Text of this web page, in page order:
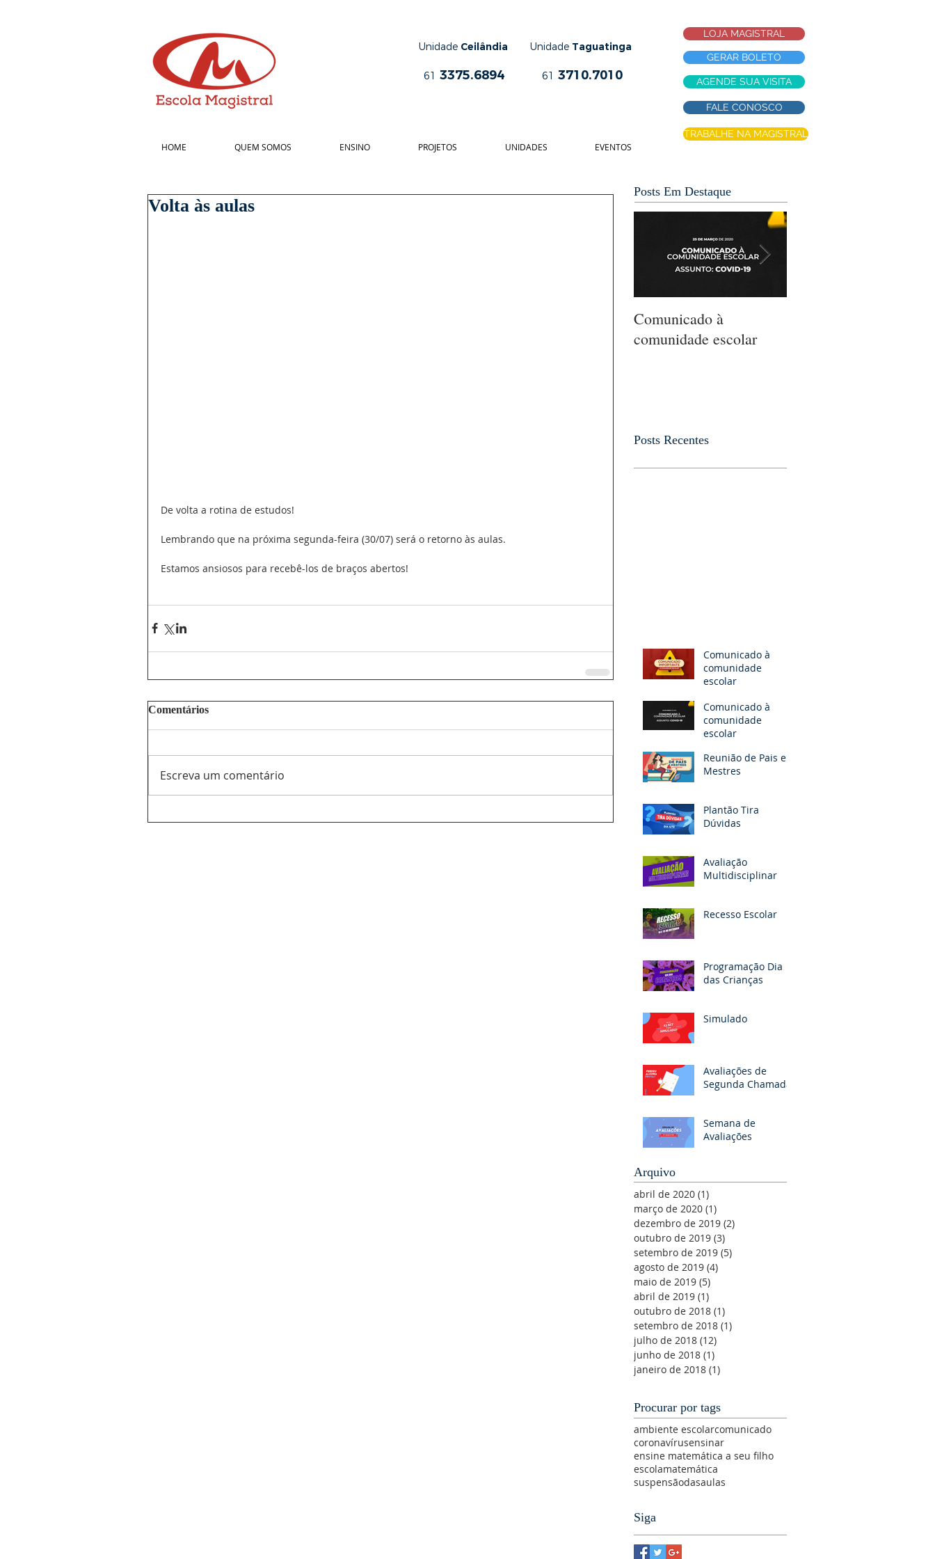
Unidade Ceilândia
61 3375.6894
Unidade Taguatinga
61 3710.7010
HOME QUEM SOMOS ENSINO PROJETOS UNIDADES EVENTOS
LOJA MAGISTRAL
GERAR BOLETO
AGENDE SUA VISITA
FALE CONOSCO
TRABALHE NA MAGISTRAL
Volta às aulas
De volta a rotina de estudos!
Lembrando que na próxima segunda-feira (30/07) será o retorno às aulas.
Estamos ansiosos para recebê-los de braços abertos!
Comentários
Escreva um comentário
Posts Em Destaque
Comunicado à
comunidade escolar
Posts Recentes
Comunicado à
comunidade
escolar
Comunicado à
comunidade
escolar
Reunião de Pais e
Mestres
Plantão Tira
Dúvidas
Avaliação
Multidisciplinar
Recesso Escolar
Programação Dia
das Crianças
Simulado
Avaliações de
Segunda Chamada
Semana de
Avaliações
Arquivo
abril de 2020 (1)
março de 2020 (1)
dezembro de 2019 (2)
outubro de 2019 (3)
setembro de 2019 (5)
agosto de 2019 (4)
maio de 2019 (5)
abril de 2019 (1)
outubro de 2018 (1)
setembro de 2018 (1)
julho de 2018 (12)
junho de 2018 (1)
janeiro de 2018 (1)
Procurar por tags
ambiente escolarcomunicado
coronavírusensinar
ensine matemática a seu filho
escolamatemática
suspensãodasaulas
Siga